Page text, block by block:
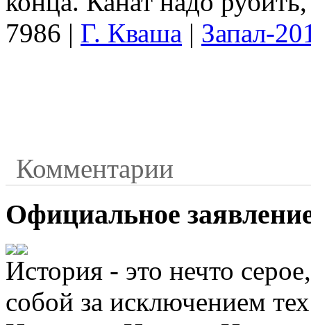
7986 | Г. Кваша | Запал-
Комментарии
Официальное
История - это нечто
собой за исключением